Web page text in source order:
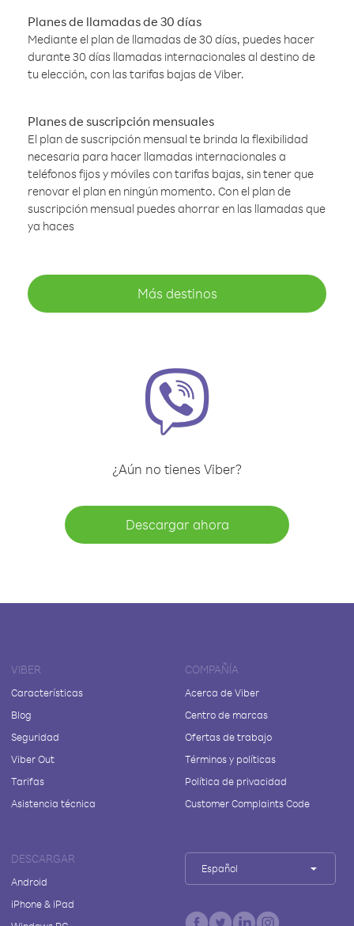
Planes de llamadas de 30 días
Mediante el plan de llamadas de 30 días, puedes hacer
durante 30 días llamadas internacionales al destino de
tu elección, con las tarifas bajas de Viber.
Planes de suscripción mensuales
El plan de suscripción mensual te brinda la flexibilidad
necesaria para hacer llamadas internacionales a
teléfonos fijos y móviles con tarifas bajas, sin tener que
renovar el plan en ningún momento. Con el plan de
suscripción mensual puedes ahorrar en las llamadas que
ya haces
Más destinos
¿Aún no tienes Viber?
Descargar ahora
VIBER
Características
Blog
Seguridad
Viber Out
Tarifas
Asistencia técnica
COMPAÑÍA
Acerca de Viber
Centro de marcas
Ofertas de trabajo
Términos y políticas
Política de privacidad
Customer Complaints Code
DESCARGAR
Android
iPhone & iPad
Español